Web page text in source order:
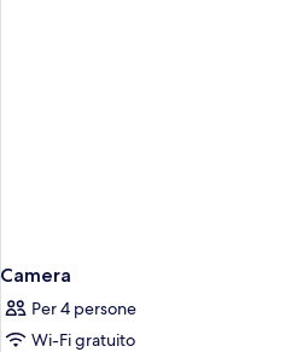
Camera
Per 4 persone
Wi-Fi gratuito